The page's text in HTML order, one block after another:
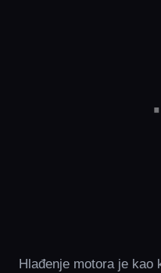
Hlađenje motora je